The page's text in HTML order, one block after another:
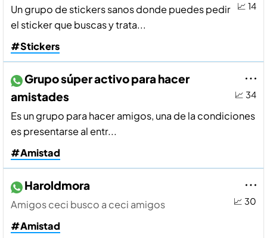
📈 14
Un grupo de stickers sanos donde puedes pedir
el sticker que buscas y trata...
#Stickers
📈 34
Grupo súper activo para hacer
amistades
Es un grupo para hacer amigos, una de la condiciones
es presentarse al entr...
#Amistad
📈 30
Haroldmora
Amigos ceci busco a ceci amigos
#Amistad